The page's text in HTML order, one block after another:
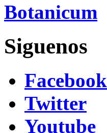
Botanicum
Siguenos
Facebook
Twitter
Youtube